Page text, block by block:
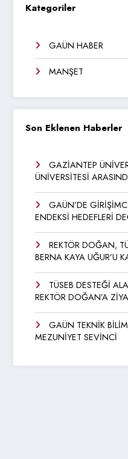
Kategoriler
GAÜN HABER
MANŞET
Son Eklenen Haberler
GAZİANTEP
ÜNİVERSİTESİ
GAÜN’DE
ENDEKSİ HEDEFLERİ
REKTÖR DOĞAN,
BERNA KAYA UĞUR’U
TÜSEB DESTEĞİ
REKTÖR DOĞAN’A
GAÜN TEKNİK
MEZUNİYET SEVİNCİ